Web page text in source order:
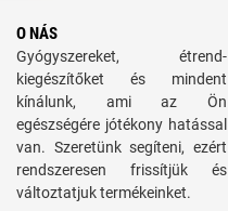
O NÁS
Gyógyszereket, étrend-
kiegészítőket és mindent
kínálunk, ami az Ön
egészségére jótékony hatással
van. Szeretünk segíteni, ezért
rendszeresen frissítjük és
változtatjuk termékeinket.